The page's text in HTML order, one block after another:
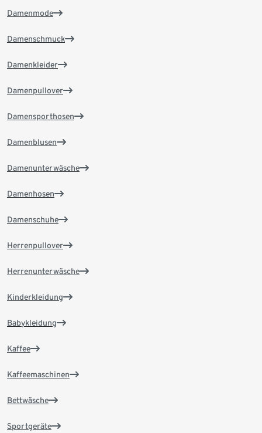
Damenmode
Damenschmuck
Damenkleider
Damenpullover
Damensporthosen
Damenblusen
Damenunterwäsche
Damenhosen
Damenschuhe
Herrenpullover
Herrenunterwäsche
Kinderkleidung
Babykleidung
Kaffee
Kaffeemaschinen
Bettwäsche
Sportgeräte